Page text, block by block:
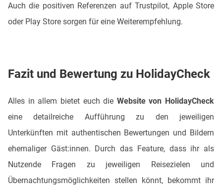
Auch die positiven Referenzen auf Trustpilot, Apple Store
oder Play Store sorgen für eine Weiterempfehlung.
Fazit und Bewertung zu HolidayCheck
Alles in allem bietet euch die Website von HolidayCheck
eine detailreiche Aufführung zu den jeweiligen
Unterkünften mit authentischen Bewertungen und Bildern
ehemaliger Gäst:innen. Durch das Feature, dass ihr als
Nutzende Fragen zu jeweiligen Reisezielen und
Übernachtungsmöglichkeiten stellen könnt, bekommt ihr